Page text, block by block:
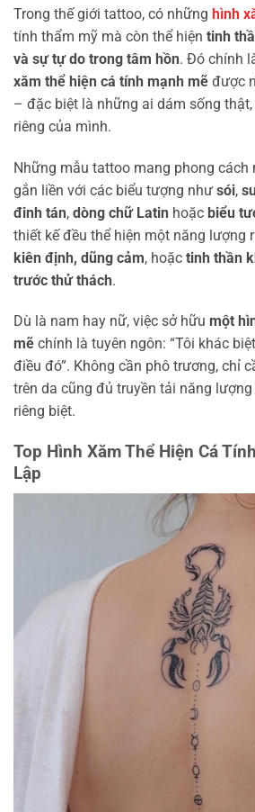
Trong thế giới tattoo, có những hình
tính thẩm mỹ mà còn thể hiện tinh
và sự tự do trong tâm hồn. Đó chính
xăm thể hiện cá tính mạnh mẽ được
– đặc biệt là những ai dám sống thật,
riêng của mình.
Những mẫu tattoo mang phong cách
gắn liền với các biểu tượng như sói,
đinh tán, dòng chữ Latin hoặc biểu
thiết kế đều thể hiện một năng lượng
kiên định, dũng cảm, hoặc tinh thần
trước thử thách.
Dù là nam hay nữ, việc sở hữu một
mẽ chính là tuyên ngôn: “Tôi khác
điều đó”. Không cần phô trương, chỉ
trên da cũng đủ truyền tải năng
riêng biệt.
Top Hình Xăm Thể Hiện Cá
Lập